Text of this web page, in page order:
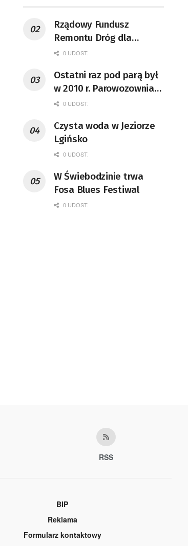
Rządowy Fundusz
Remontu Dróg dla
województwa lubuskiego
0 UDOST.
Ostatni raz pod parą był
w 2010 r. Parowozownia
Wolsztyn rozpocznie
65
0 UDOST.
Czysta woda w Jeziorze
Lgińsko
0 UDOST.
W Świebodzinie trwa
Fosa Blues Festiwal
0 UDOST.
RSS
BIP
Reklama
Formularz kontaktowy